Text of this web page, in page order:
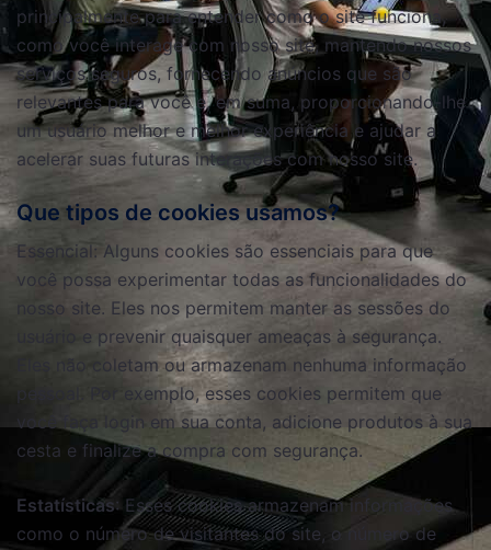
principalmente para entender como o site funciona,
como você interage com nosso site, mantendo nossos
serviços seguros, fornecendo anúncios que são
relevantes para você e, em suma, proporcionando-lhe
um usuário melhor e melhor experiência e ajudar a
acelerar suas futuras interações com nosso site.
Que tipos de cookies usamos?
Essencial: Alguns cookies são essenciais para que
você possa experimentar todas as funcionalidades do
nosso site. Eles nos permitem manter as sessões do
usuário e prevenir quaisquer ameaças à segurança.
Eles não coletam ou armazenam nenhuma informação
pessoal. Por exemplo, esses cookies permitem que
você faça login em sua conta, adicione produtos à sua
cesta e finalize a compra com segurança.
Estatísticas: Esses cookies armazenam informações
como o número de visitantes do site, o número de